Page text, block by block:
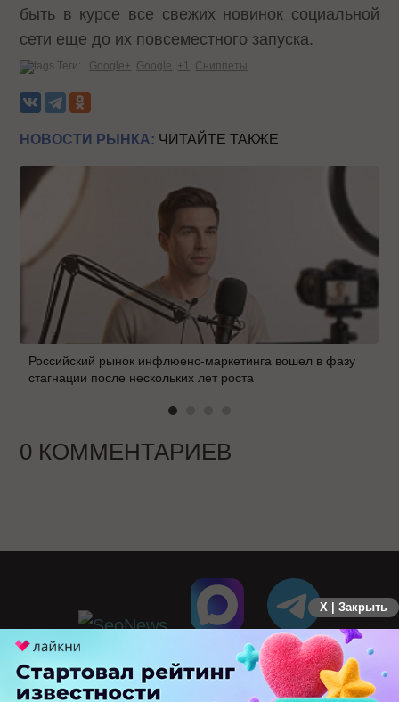
быть в курсе все свежих новинок социальной
сети еще до их повсеместного запуска.
Теги: Google+ Google +1 Сниппеты
НОВОСТИ РЫНКА: ЧИТАЙТЕ ТАКЖЕ
Российский рынок инфлюенс-маркетинга вошел в фазу
стагнации после нескольких лет роста
0 КОММЕНТАРИЕВ
X | Закрыть
ПЕРЕЙТИ НА ПОЛНУЮ ВЕРСИЮ
© SEOnews.ru Все права защищены. 2026